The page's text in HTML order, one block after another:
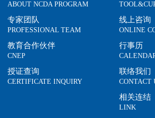
ABOUT NCDA PROGRAM
专家团队
PROFESSIONAL TEAM
教育合作伙伴
CNEP
授证查询
CERTIFICATE INQUIRY
线上咨询
ONLINE
行事历
联络我们
CONTACT
相关连结
LINK